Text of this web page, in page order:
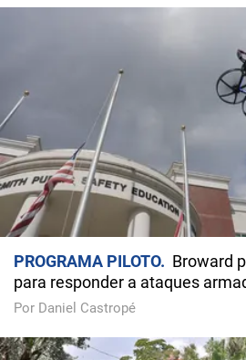
PROGRAMA PILOTO
Broward
para responder a ataques
Por Daniel Castropé